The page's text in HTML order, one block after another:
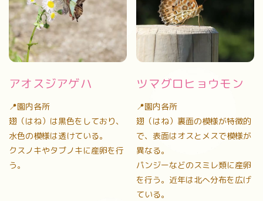
アオスジアゲハ
📍園内各所
翅（はね）は黒色をしており、
水色の模様は透けている。
クスノキやタブノキに産卵を行
う。
ツマグロヒョウモン
📍園内各所
翅（はね）裏面の模様が特徴的
で、表面はオスとメスで模様が
異なる。
パンジーなどのスミレ類に産卵
を行う。近年は北へ分布を広げ
ている。